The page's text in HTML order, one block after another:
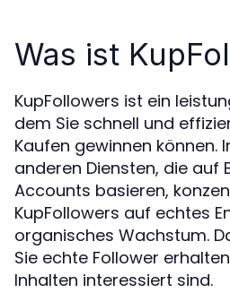
Was ist
KupFollowers ist ein
dem Sie schnell und
Kaufen gewinnen können.
anderen Diensten, die auf
Accounts basieren,
KupFollowers auf echtes
organisches Wachstum.
Sie echte Follower
Inhalten interessiert sind.